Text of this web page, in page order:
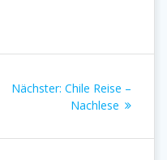
Nächster: Nächster
Beitrag:
Chile Reise –
Nachlese